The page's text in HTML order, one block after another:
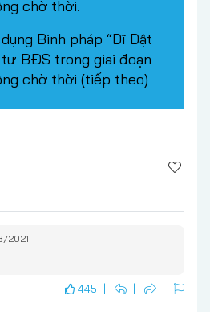
chờ thời.
Binh pháp “Dĩ Dật
tư BĐS trong giai đoạn
chờ thời (tiếp theo)
2021
445